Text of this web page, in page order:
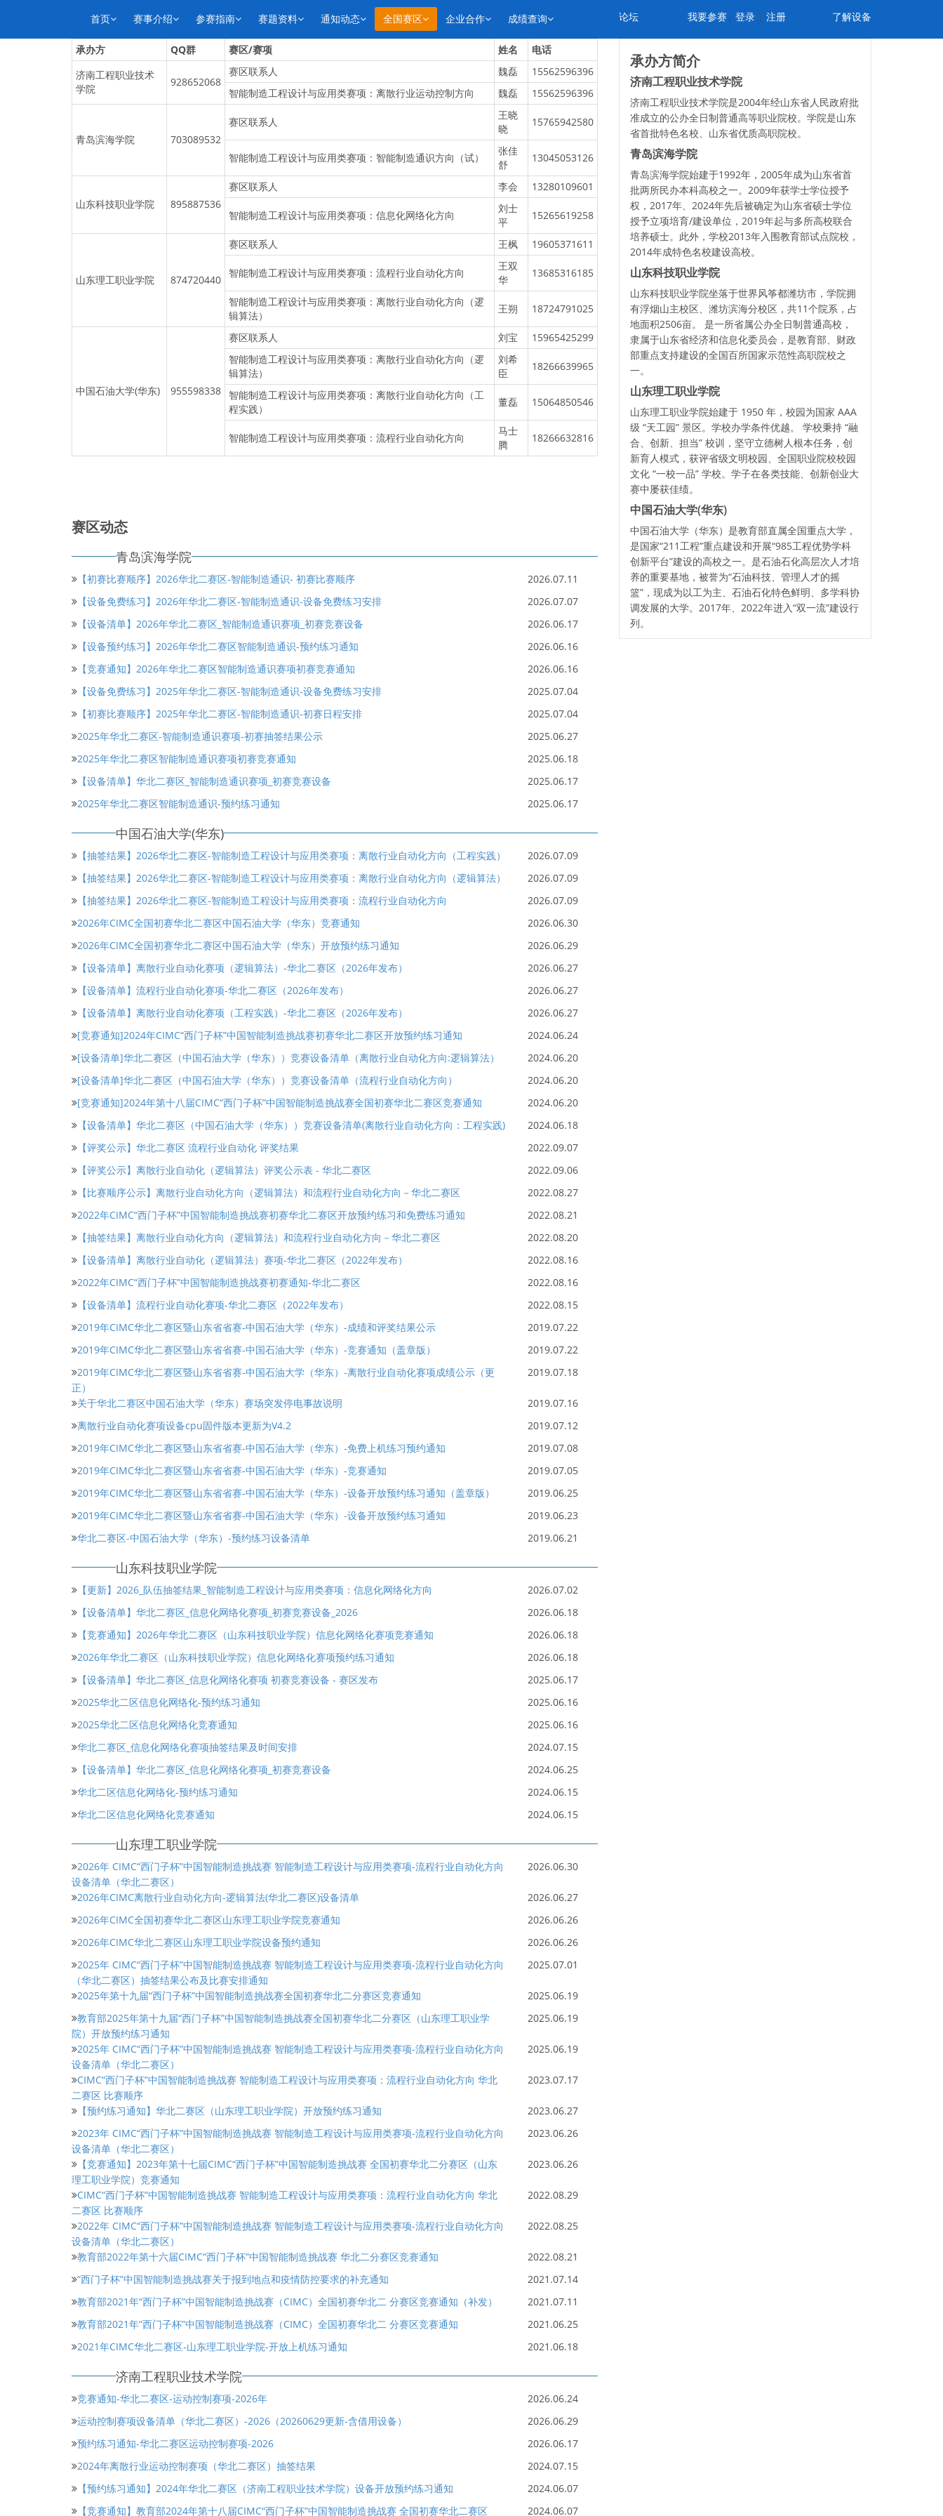
首页 赛事介绍 参赛指南 赛题资料 通知动态 全国赛区 企业合作 成绩查询 论坛 我要参赛| 登录| 注册 了解设备
承办方 QQ群 赛区/赛项 姓名
电话
济南工程职业技术
学院
928652068
赛区联系人 魏磊
15562596396
智能制造工程设计与应用类赛项：离散行业运动控制方向
魏磊 15562596396
青岛滨海学院 703089532
赛区联系人
王晓
晓
15765942580
智能制造工程设计与应用类赛项：智能制造通识方向（试）
张佳
舒
13045053126
山东科技职业学院 895887536
赛区联系人 李会 13280109601
智能制造工程设计与应用类赛项：信息化网络化方向
刘士
平
15265619258
山东理工职业学院 874720440
赛区联系人 王枫 19605371611
智能制造工程设计与应用类赛项：流程行业自动化方向
王双
华
13685316185
智能制造工程设计与应用类赛项：离散行业自动化方向（逻
辑算法）
王朔 18724791025
中国石油大学(华东) 955598338
赛区联系人 刘宝
15965425299
智能制造工程设计与应用类赛项：离散行业自动化方向（逻
辑算法）
刘希
臣
18266639965
智能制造工程设计与应用类赛项：离散行业自动化方向（工
程实践）
董磊 15064850546
智能制造工程设计与应用类赛项：流程行业自动化方向
马士
腾
18266632816
赛区动态
青岛滨海学院
【初赛比赛顺序】2026华北二赛区-智能制造通识- 初赛比赛顺序
2026.07.11
【设备免费练习】2026年华北二赛区-智能制造通识-设备免费练习安排
2026.07.07
【设备清单】2026年华北二赛区_智能制造通识赛项_初赛竞赛设备
2026.06.17
【设备预约练习】2026年华北二赛区智能制造通识-预约练习通知
2026.06.16
【竞赛通知】2026年华北二赛区智能制造通识赛项初赛竞赛通知
2026.06.16
【设备免费练习】2025年华北二赛区-智能制造通识-设备免费练习安排
2025.07.04
【初赛比赛顺序】2025年华北二赛区-智能制造通识-初赛日程安排
2025.07.04
2025年华北二赛区-智能制造通识赛项-初赛抽签结果公示
2025.06.27
2025年华北二赛区智能制造通识赛项初赛竞赛通知
2025.06.18
【设备清单】华北二赛区_智能制造通识赛项_初赛竞赛设备
2025.06.17
2025年华北二赛区智能制造通识-预约练习通知
2025.06.17
中国石油大学(华东)
【抽签结果】2026华北二赛区-智能制造工程设计与应用类赛项：离散行业自动化方向（工程实践）
2026.07.09
【抽签结果】2026华北二赛区-智能制造工程设计与应用类赛项：离散行业自动化方向（逻辑算法）
2026.07.09
【抽签结果】2026华北二赛区-智能制造工程设计与应用类赛项：流程行业自动化方向
2026.07.09
2026年CIMC全国初赛华北二赛区中国石油大学（华东）竞赛通知
2026.06.30
2026年CIMC全国初赛华北二赛区中国石油大学（华东）开放预约练习通知
2026.06.29
【设备清单】离散行业自动化赛项（逻辑算法）-华北二赛区（2026年发布）
2026.06.27
【设备清单】流程行业自动化赛项-华北二赛区（2026年发布）
2026.06.27
【设备清单】离散行业自动化赛项（工程实践）-华北二赛区（2026年发布）
2026.06.27
[竞赛通知]2024年CIMC“西门子杯”中国智能制造挑战赛初赛华北二赛区开放预约练习通知
2024.06.24
[设备清单]华北二赛区（中国石油大学（华东））竞赛设备清单（离散行业自动化方向:逻辑算法）
2024.06.20
[设备清单]华北二赛区（中国石油大学（华东））竞赛设备清单（流程行业自动化方向）
2024.06.20
[竞赛通知]2024年第十八届CIMC“西门子杯”中国智能制造挑战赛全国初赛华北二赛区竞赛通知
2024.06.20
【设备清单】华北二赛区（中国石油大学（华东））竞赛设备清单(离散行业自动化方向：工程实践)
2024.06.18
【评奖公示】华北二赛区 流程行业自动化 评奖结果
2022.09.07
【评奖公示】离散行业自动化（逻辑算法）评奖公示表 - 华北二赛区
2022.09.06
【比赛顺序公示】离散行业自动化方向（逻辑算法）和流程行业自动化方向－华北二赛区
2022.08.27
2022年CIMC“西门子杯”中国智能制造挑战赛初赛华北二赛区开放预约练习和免费练习通知
2022.08.21
【抽签结果】离散行业自动化方向（逻辑算法）和流程行业自动化方向－华北二赛区
2022.08.20
【设备清单】离散行业自动化（逻辑算法）赛项-华北二赛区（2022年发布）
2022.08.16
2022年CIMC“西门子杯”中国智能制造挑战赛初赛通知-华北二赛区
2022.08.16
【设备清单】流程行业自动化赛项-华北二赛区（2022年发布）
2022.08.15
2019年CIMC华北二赛区暨山东省省赛-中国石油大学（华东）-成绩和评奖结果公示
2019.07.22
2019年CIMC华北二赛区暨山东省省赛-中国石油大学（华东）-竞赛通知（盖章版）
2019.07.22
2019年CIMC华北二赛区暨山东省省赛-中国石油大学（华东）-离散行业自动化赛项成绩公示（更
正）
2019.07.18
关于华北二赛区中国石油大学（华东）赛场突发停电事故说明
2019.07.16
离散行业自动化赛项设备cpu固件版本更新为V4.2
2019.07.12
2019年CIMC华北二赛区暨山东省省赛-中国石油大学（华东）-免费上机练习预约通知
2019.07.08
2019年CIMC华北二赛区暨山东省省赛-中国石油大学（华东）-竞赛通知
2019.07.05
2019年CIMC华北二赛区暨山东省省赛-中国石油大学（华东）-设备开放预约练习通知（盖章版）
2019.06.25
2019年CIMC华北二赛区暨山东省省赛-中国石油大学（华东）-设备开放预约练习通知
2019.06.23
华北二赛区-中国石油大学（华东）-预约练习设备清单
2019.06.21
山东科技职业学院
【更新】2026_队伍抽签结果_智能制造工程设计与应用类赛项：信息化网络化方向
2026.07.02
【设备清单】华北二赛区_信息化网络化赛项_初赛竞赛设备_2026
2026.06.18
【竞赛通知】2026年华北二赛区（山东科技职业学院）信息化网络化赛项竞赛通知
2026.06.18
2026年华北二赛区（山东科技职业学院）信息化网络化赛项预约练习通知
2026.06.18
【设备清单】华北二赛区_信息化网络化赛项 初赛竞赛设备 - 赛区发布
2025.06.17
2025华北二区信息化网络化-预约练习通知
2025.06.16
2025华北二区信息化网络化竞赛通知
2025.06.16
华北二赛区_信息化网络化赛项抽签结果及时间安排
2024.07.15
【设备清单】华北二赛区_信息化网络化赛项_初赛竞赛设备
2024.06.25
华北二区信息化网络化-预约练习通知
2024.06.15
华北二区信息化网络化竞赛通知
2024.06.15
山东理工职业学院
2026年 CIMC“西门子杯”中国智能制造挑战赛 智能制造工程设计与应用类赛项-流程行业自动化方向
设备清单（华北二赛区）
2026.06.30
2026年CIMC离散行业自动化方向-逻辑算法(华北二赛区)设备清单
2026.06.27
2026年CIMC全国初赛华北二赛区山东理工职业学院竞赛通知
2026.06.26
2026年CIMC华北二赛区山东理工职业学院设备预约通知
2026.06.26
2025年 CIMC“西门子杯”中国智能制造挑战赛 智能制造工程设计与应用类赛项-流程行业自动化方向
（华北二赛区）抽签结果公布及比赛安排通知
2025.07.01
2025年第十九届“西门子杯”中国智能制造挑战赛全国初赛华北二分赛区竞赛通知
2025.06.19
教育部2025年第十九届“西门子杯”中国智能制造挑战赛全国初赛华北二分赛区（山东理工职业学
院）开放预约练习通知
2025.06.19
2025年 CIMC“西门子杯”中国智能制造挑战赛 智能制造工程设计与应用类赛项-流程行业自动化方向
设备清单（华北二赛区）
2025.06.19
CIMC“西门子杯”中国智能制造挑战赛 智能制造工程设计与应用类赛项：流程行业自动化方向 华北
二赛区 比赛顺序
2023.07.17
【预约练习通知】华北二赛区（山东理工职业学院）开放预约练习通知
2023.06.27
2023年 CIMC“西门子杯”中国智能制造挑战赛 智能制造工程设计与应用类赛项-流程行业自动化方向
设备清单（华北二赛区）
2023.06.26
【竞赛通知】2023年第十七届CIMC“西门子杯”中国智能制造挑战赛 全国初赛华北二分赛区（山东
理工职业学院）竞赛通知
2023.06.26
CIMC“西门子杯”中国智能制造挑战赛 智能制造工程设计与应用类赛项：流程行业自动化方向 华北
二赛区 比赛顺序
2022.08.29
2022年 CIMC“西门子杯”中国智能制造挑战赛 智能制造工程设计与应用类赛项-流程行业自动化方向
设备清单（华北二赛区）
2022.08.25
教育部2022年第十六届CIMC“西门子杯”中国智能制造挑战赛 华北二分赛区竞赛通知
2022.08.21
“西门子杯”中国智能制造挑战赛关于报到地点和疫情防控要求的补充通知
2021.07.14
教育部2021年“西门子杯”中国智能制造挑战赛（CIMC）全国初赛华北二 分赛区竞赛通知（补发）
2021.07.11
教育部2021年“西门子杯”中国智能制造挑战赛（CIMC）全国初赛华北二 分赛区竞赛通知
2021.06.25
2021年CIMC华北二赛区-山东理工职业学院-开放上机练习通知
2021.06.18
济南工程职业技术学院
竞赛通知-华北二赛区-运动控制赛项-2026年
2026.06.24
运动控制赛项设备清单（华北二赛区）-2026（20260629更新-含借用设备）
2026.06.29
预约练习通知-华北二赛区运动控制赛项-2026
2026.06.17
2024年离散行业运动控制赛项（华北二赛区）抽签结果
2024.07.15
【预约练习通知】2024年华北二赛区（济南工程职业技术学院）设备开放预约练习通知
2024.06.07
【竞赛通知】教育部2024年第十八届CIMC“西门子杯”中国智能制造挑战赛 全国初赛华北二赛区
2024.06.07
承办方简介
济南工程职业技术学院
济南工程职业技术学院是2004年经山东省人民政府批
准成立的公办全日制普通高等职业院校。学院是山东
省首批特色名校、山东省优质高职院校。
青岛滨海学院
青岛滨海学院始建于1992年，2005年成为山东省首
批两所民办本科高校之一。2009年获学士学位授予
权，2017年、2024年先后被确定为山东省硕士学位
授予立项培育/建设单位，2019年起与多所高校联合
培养硕士。此外，学校2013年入围教育部试点院校，
2014年成特色名校建设高校。
山东科技职业学院
山东科技职业学院坐落于世界风筝都潍坊市，学院拥
有浮烟山主校区、潍坊滨海分校区，共11个院系，占
地面积2506亩。 是一所省属公办全日制普通高校，
隶属于山东省经济和信息化委员会，是教育部、财政
部重点支持建设的全国百所国家示范性高职院校之
一。
山东理工职业学院
山东理工职业学院始建于 1950 年，校园为国家 AAA
级 “天工园” 景区。学校办学条件优越。 学校秉持 “融
合、创新、担当” 校训，坚守立德树人根本任务，创
新育人模式，获评省级文明校园、全国职业院校校园
文化 “一校一品” 学校。学子在各类技能、创新创业大
赛中屡获佳绩。
中国石油大学(华东)
中国石油大学（华东）是教育部直属全国重点大学，
是国家“211工程”重点建设和开展“985工程优势学科
创新平台”建设的高校之一。是石油石化高层次人才培
养的重要基地，被誉为“石油科技、管理人才的摇
篮”，现成为以工为主、石油石化特色鲜明、多学科协
调发展的大学。2017年、2022年进入“双一流”建设行
列。